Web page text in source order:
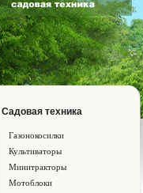
Садовая техника
Газонокосилки
Культиваторы
Минитракторы
Мотоблоки